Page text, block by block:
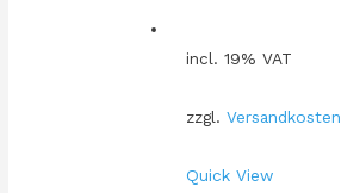
incl. 19% VAT
zzgl. Versandkosten
Quick View